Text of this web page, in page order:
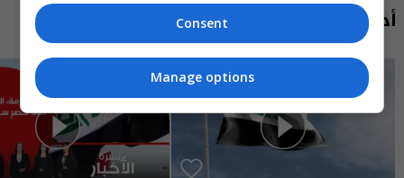
أحدث الحلقات Consent
Manage options